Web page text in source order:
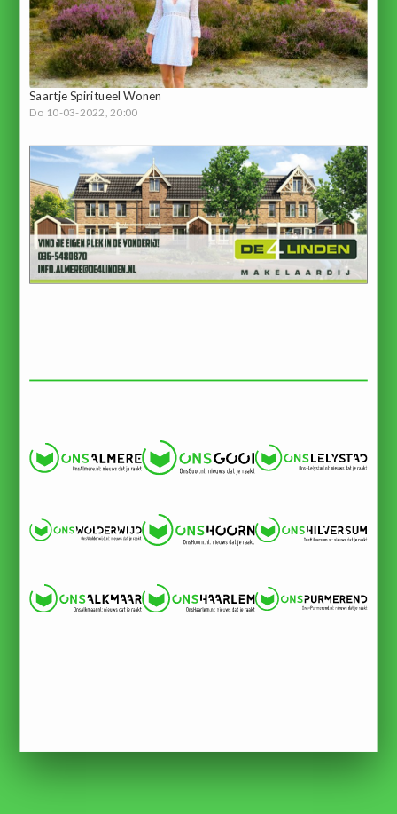
Saartje Spiritueel Wonen
Do 10-03-2022, 20:00